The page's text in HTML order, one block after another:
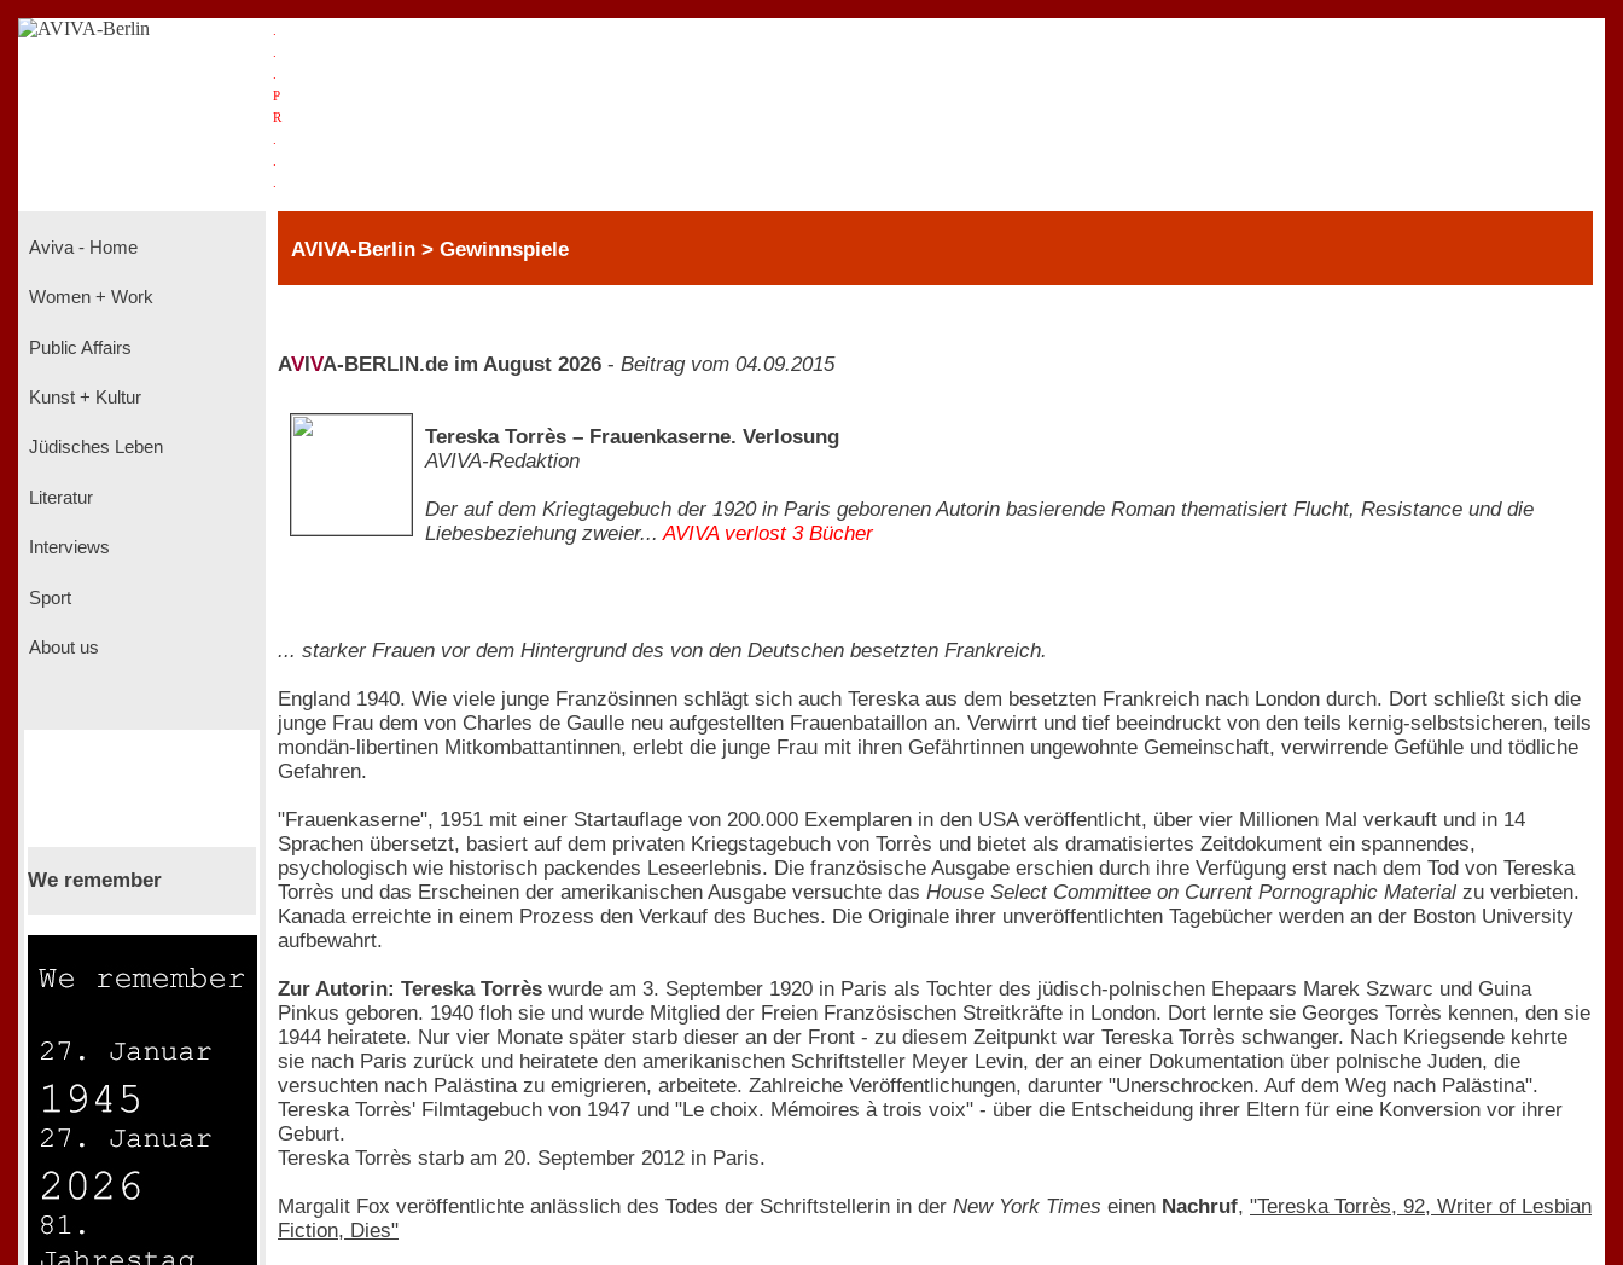
P
R
Aviva - Home
Women + Work
Public Affairs
Kunst + Kultur
Jüdisches Leben
Literatur
Interviews
Sport
About us
We remember
AVIVA-Berlin > Gewinnspiele
AV VA-BERLIN.de im August 2026 - Beitrag vom 04.09.2015
Tereska Torrès – Frauenkaserne. Verlosung
AVIVA-Redaktion
Der auf dem Kriegtagebuch der 1920 in Paris geborenen Autorin basierende Roman thematisiert Flucht, Resistance und die
Liebesbeziehung zweier...AVIVA verlost 3 Bücher
... starker Frauen vor dem Hintergrund des von den Deutschen besetzten Frankreich.
England 1940. Wie viele junge Französinnen schlägt sich auch Tereska aus dem besetzten Frankreich nach London durch. Dort schließt sich die
junge Frau dem von Charles de Gaulle neu aufgestellten Frauenbataillon an. Verwirrt und tief beeindruckt von den teils kernig-selbstsicheren, teils
mondän-libertinen Mitkombattantinnen, erlebt die junge Frau mit ihren Gefährtinnen ungewohnte Gemeinschaft, verwirrende Gefühle und tödliche
Gefahren.
"Frauenkaserne", 1951 mit einer Startauflage von 200.000 Exemplaren in den USA veröffentlicht, über vier Millionen Mal verkauft und in 14
Sprachen übersetzt, basiert auf dem privaten Kriegstagebuch von Torrès und bietet als dramatisiertes Zeitdokument ein spannendes,
psychologisch wie historisch packendes Leseerlebnis. Die französische Ausgabe erschien durch ihre Verfügung erst nach dem Tod von Tereska
Torrès und das Erscheinen der amerikanischen Ausgabe versuchte das House Select Committee on Current Pornographic Material zu verbieten.
Kanada erreichte in einem Prozess den Verkauf des Buches. Die Originale ihrer unveröffentlichten Tagebücher werden an der Boston University
aufbewahrt.
Zur Autorin: Tereska Torrès wurde am 3. September 1920 in Paris als Tochter des jüdisch-polnischen Ehepaars Marek Szwarc und Guina
Pinkus geboren. 1940 floh sie und wurde Mitglied der Freien Französischen Streitkräfte in London. Dort lernte sie Georges Torrès kennen, den sie
1944 heiratete. Nur vier Monate später starb dieser an der Front - zu diesem Zeitpunkt war Tereska Torrès schwanger. Nach Kriegsende kehrte
sie nach Paris zurück und heiratete den amerikanischen Schriftsteller Meyer Levin, der an einer Dokumentation über polnische Juden, die
versuchten nach Palästina zu emigrieren, arbeitete. Zahlreiche Veröffentlichungen, darunter "Unerschrocken. Auf dem Weg nach Palästina".
Tereska Torrès' Filmtagebuch von 1947 und "Le choix. Mémoires à trois voix" - über die Entscheidung ihrer Eltern für eine Konversion vor ihrer
Geburt.
Tereska Torrès starb am 20. September 2012 in Paris.
Margalit Fox veröffentlichte anlässlich des Todes der Schriftstellerin in der New York Times einen Nachruf, "Tereska Torrès, 92, Writer of Lesbian
Fiction, Dies"